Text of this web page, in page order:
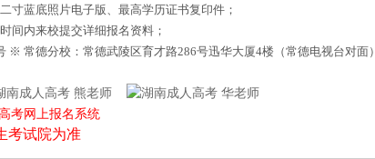
蓝底照片电子版、最高学历证书复印件；
间内来校提交详细报名资料；
常德分校：常德武陵区育才路286号迅华大厦4楼（常德电视台对面）
熊老师
华老师
考网上报名系统
考试院为准